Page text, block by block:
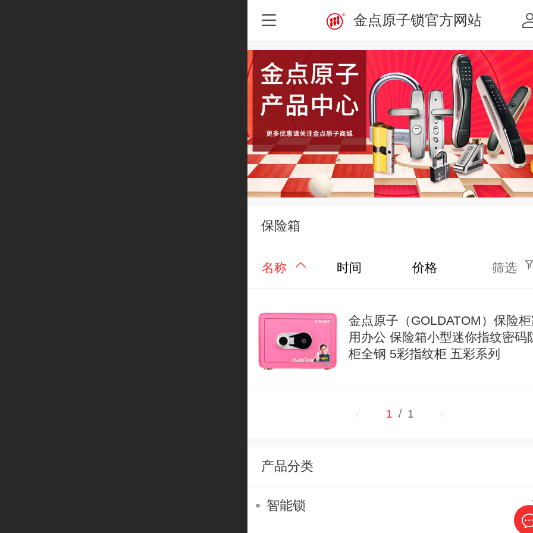
金点原子锁官方网站
保险箱
名称 时间 价格 筛选
金点原子（GOLDATOM）保险
用办公 保险箱小型迷你指纹密码
柜全钢 5彩指纹柜 五彩系列
1 / 1
产品分类
智能锁